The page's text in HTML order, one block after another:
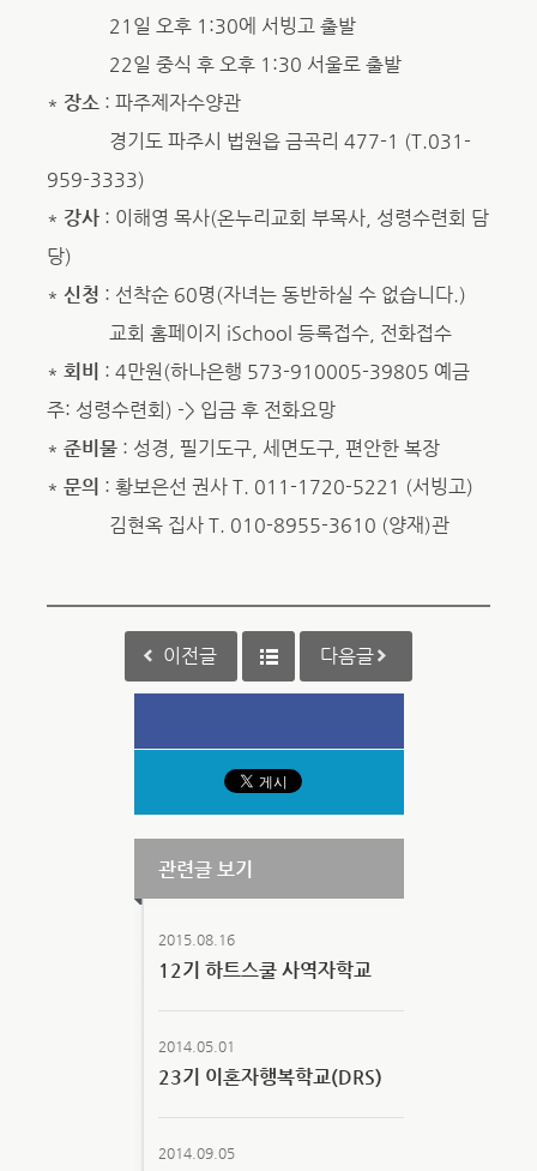
21일 오후 1:30에 서빙고 출발
22일 중식 후 오후 1:30 서울로 출발
* 장소: 파주제자수양관
경기도 파주시 법원읍 금곡리 477-1 (T.031-
959-3333)
* 강사: 이해영 목사(온누리교회 부목사, 성령수련회 담
당)
* 신청 : 선착순 60명(자녀는 동반하실 수 없습니다.)
교회 홈페이지 iSchool 등록접수, 전화접수
* 회비 : 4만원(하나은행 573-910005-39805 예금
주: 성령수련회) -> 입금 후 전화요망
* 준비물: 성경, 필기도구, 세면도구, 편안한 복장
* 문의 : 황보은선 권사 T. 011-1720-5221 (서빙고)
김현옥 집사 T. 010-8955-3610 (양재)관
이전글 다음글
관련글 보기
2015.08.16
12기 하트스쿨 사역자학교
2014.05.01
23기 이혼자행복학교(DRS)
2014.09.05